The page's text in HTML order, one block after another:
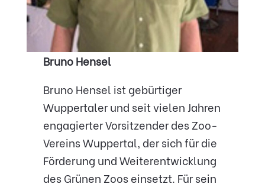
Bruno Hensel
Bruno Hensel ist gebürtiger
Wuppertaler und seit vielen Jahren
engagierter Vorsitzender des Zoo-
Vereins Wuppertal, der sich für die
Förderung und Weiterentwicklung
des Grünen Zoos einsetzt. Für sein